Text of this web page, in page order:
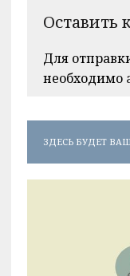
Оставить
Для
необходимо
ЗДЕСЬ БУДЕТ